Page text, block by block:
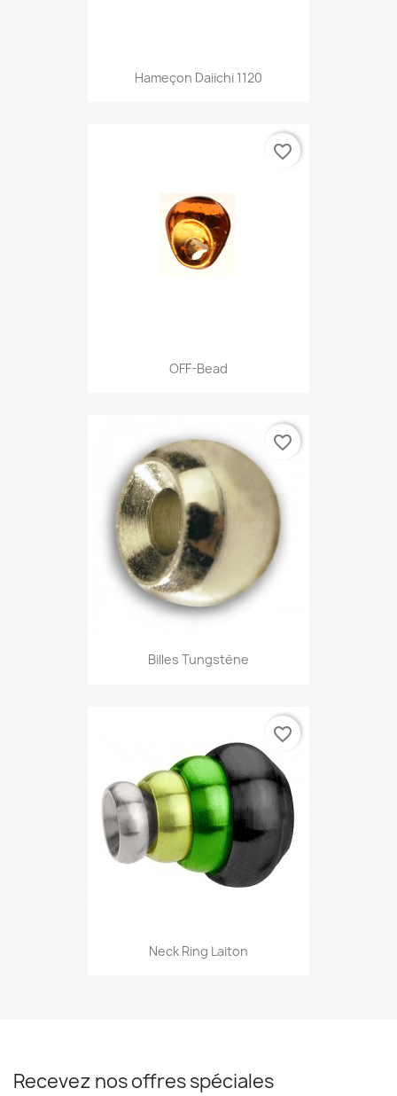
Hameçon Daiichi 1120
OFF-Bead
favorite_border
Billes Tungstène
favorite_border
Neck Ring Laiton
favorite_border
Recevez nos offres spéciales